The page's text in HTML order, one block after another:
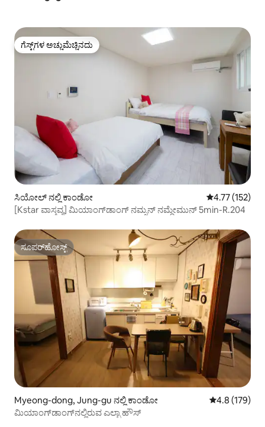
ಗೆಸ್ಟ್‌ಗಳ ಅಚ್ಚುಮೆಚ್ಚಿನದು
ಗೆಸ್ಟ್‌ಗಳ ಅಚ್ಚುಮೆಚ್ಚಿನದು
ಸಿಯೋಲ್ ನಲ್ಲಿ ಕಾಂಡೋ 5 ರಲ್ಲಿ 4.77
4.77 (152)
[Kstar ವಾಸ್ತವ್ಯ] ಮಿಯಾಂಗ್‌ಡಾಂಗ್ ನಮ್ಸನ್ ನಮ್ದೇಮುನ್ 5min-R.204
ಸೂಪರ್‌ಹೋಸ್ಟ್
ಸೂಪರ್‌ಹೋಸ್ಟ್
Myeong-dong, Jung-gu ನಲ್ಲಿ ಕಾಂಡೋ 5 ರಲ್ಲಿ 4.8
4.8 (179)
ಮಿಯಾಂಗ್‌ಡಾಂಗ್‌ನಲ್ಲಿರುವ ಎಲ್ಬಾ ಹೌಸ್